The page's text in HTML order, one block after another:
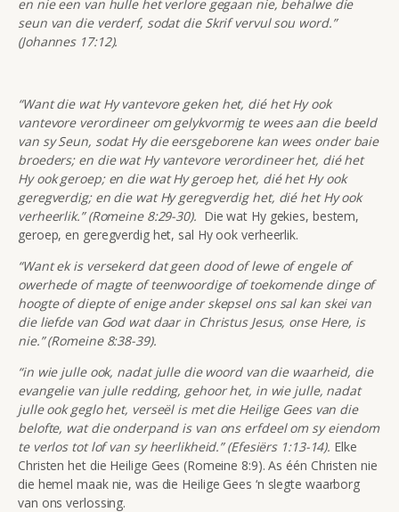
en nie een van hulle het verlore gegaan nie, behalwe die
seun van die verderf, sodat die Skrif vervul sou word.”
(Johannes 17:12).
“Want die wat Hy vantevore geken het, dié het Hy ook
vantevore verordineer om gelykvormig te wees aan die beeld
van sy Seun, sodat Hy die eersgeborene kan wees onder baie
broeders; en die wat Hy vantevore verordineer het, dié het
Hy ook geroep; en die wat Hy geroep het, dié het Hy ook
geregverdig; en die wat Hy geregverdig het, dié het Hy ook
verheerlik.” (Romeine 8:29-30). Die wat Hy gekies, bestem,
geroep, en geregverdig het, sal Hy ook verheerlik.
“Want ek is versekerd dat geen dood of lewe of engele of
owerhede of magte of teenwoordige of toekomende dinge of
hoogte of diepte of enige ander skepsel ons sal kan skei van
die liefde van God wat daar in Christus Jesus, onse Here, is
nie.” (Romeine 8:38-39).
“in wie julle ook, nadat julle die woord van die waarheid, die
evangelie van julle redding, gehoor het, in wie julle, nadat
julle ook geglo het, verseël is met die Heilige Gees van die
belofte, wat die onderpand is van ons erfdeel om sy eiendom
te verlos tot lof van sy heerlikheid.” (Efesiërs 1:13-14). Elke
Christen het die Heilige Gees (Romeine 8:9). As één Christen nie
die hemel maak nie, was die Heilige Gees ‘n slegte waarborg
van ons verlossing.